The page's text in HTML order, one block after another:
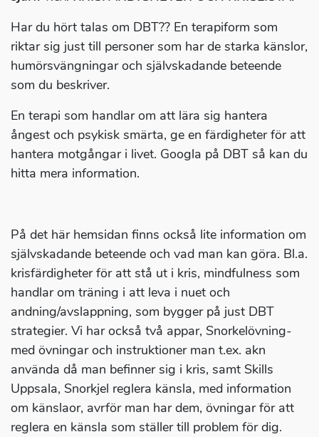
Har du hört talas om DBT?? En terapiform som
riktar sig just till personer som har de starka känslor,
humörsvängningar och självskadande beteende
som du beskriver.
En terapi som handlar om att lära sig hantera
ångest och psykisk smärta, ge en färdigheter för att
hantera motgångar i livet. Googla på DBT så kan du
hitta mera information.
På det här hemsidan finns också lite information om
självskadande beteende och vad man kan göra. Bl.a.
krisfärdigheter för att stå ut i kris, mindfulness som
handlar om träning i att leva i nuet och
andning/avslappning, som bygger på just DBT
strategier. Vi har också två appar, Snorkelövning-
med övningar och instruktioner man t.ex. akn
använda då man befinner sig i kris, samt Skills
Uppsala, Snorkjel reglera känsla, med information
om känslaor, avrför man har dem, övningar för att
reglera en känsla som ställer till problem för dig.